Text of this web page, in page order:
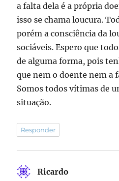
a falta dela é a própria
isso se chama loucura.
porém a consciência da
sociáveis. Espero que
de alguma forma, pois
que nem o doente nem a
Somos todos vítimas de
situação.
Responder
Ricardo